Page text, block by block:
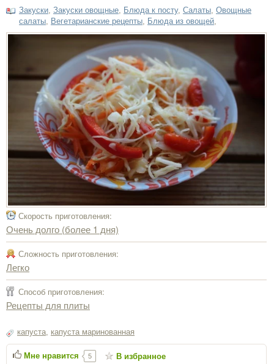
Закуски Закуски овощные Блюда к посту, Салаты Овощные
салаты
Вегетарианские рецепты Блюда из овощей
Скорость приготовления:
Очень долго (более 1 дня)
Сложность приготовления:
Легко
Способ приготовления:
Рецепты для плиты
капуста капуста маринованная
Мне нравится 5 В избранное